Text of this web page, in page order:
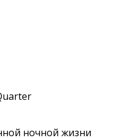
ночной жизни